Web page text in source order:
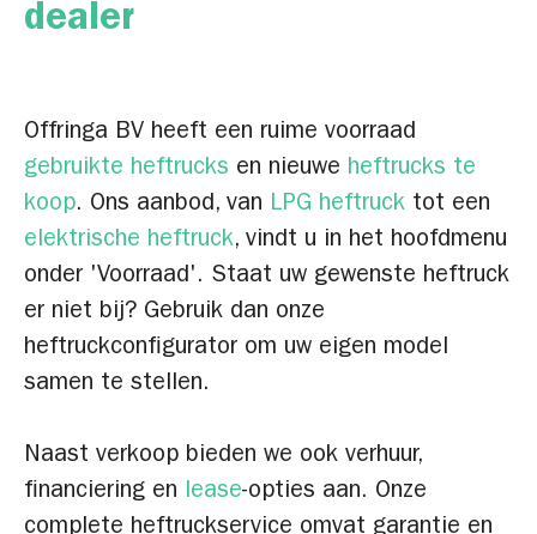
dealer
Offringa BV heeft een ruime voorraad
gebruikte heftrucks en nieuwe heftrucks te
koop. Ons aanbod, van LPG heftruck tot een
elektrische heftruck, vindt u in het hoofdmenu
onder 'Voorraad'. Staat uw gewenste heftruck
er niet bij? Gebruik dan onze
heftruckconfigurator om uw eigen model
samen te stellen.
Naast verkoop bieden we ook verhuur,
financiering en lease-opties aan. Onze
complete heftruckservice omvat garantie en